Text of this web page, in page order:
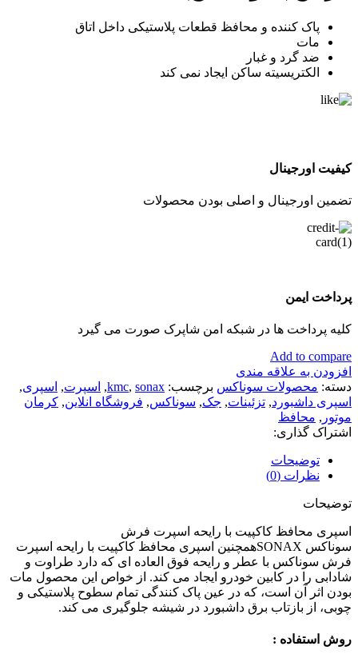
پاک کننده و محافظ قطعات پلاستیکی داخل اتاق
مات
ضد گرد و غبار
الکتریسیته ساکن ایجاد نمی کند
کیفیت اورجینال
تضمین اورجینال و اصلی بودن محصولات
پرداخت ایمن
کلیه پرداخت ها در شبکه امن شاپرک صورت می گیرد
Add to compare
افزودن به علاقه مندی
دسته: محصولات سوناکس برچسب: kmc, sonax
, اسپرت, اسپری,
اسپری داشبورد, تزئینات, جک, سوناکس, فروشگاه انلاین, کرمان
موتور , محافظ
اشتراک گذاری:
توضیحات
نظرات (0)
توضیحات
اسپری محافظ کاکپیت با رایحه اسپرت فرش
سوناکس SONAX
همچنین اسپری محافظ کاکپیت با رایحه اسپرت
فرش سوناکس با عطر و رایحه فوق العاده ای که دارد طراوت و
شادابی را در کابین خودرو ایجاد می کند. از خواص این محصول مات
بودن اثر آن است، که در عین پاک کنندگی تمام سطوح پلاستیکی و
چوبی، از بازتاب برق داشبورد در شیشه جلوگیری می کند.
روش استفاده :